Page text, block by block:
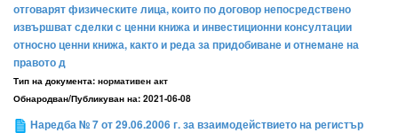
отговарят физическите лица, които по договор непосредствено
извършват сделки с ценни книжа и инвестиционни консултации
относно ценни книжа, както и реда за придобиване и отнемане на
правото д
Тип на документа: нормативен акт
Обнародван/Публикуван на: 2021-06-08
Наредба № 7 от 29.06.2006 г. за взаимодействието на регистър